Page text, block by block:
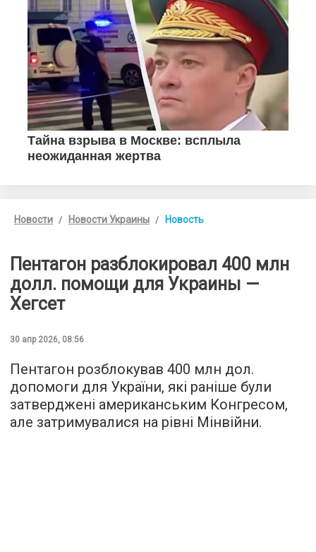
Новости Новости Украины Новость
Пентагон разблокировал 400 млн
долл. помощи для Украины —
Хегсет
30 апр 2026, 08:56
Пентагон розблокував 400 млн дол.
допомоги для України, які раніше були
затверджені американським Конгресом,
але затримувалися на рівні Мінвійни.